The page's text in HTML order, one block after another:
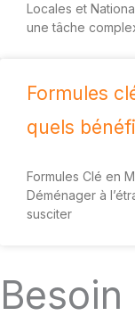
Locales et
une tâche
Formules
quels
Formules Clé en
Déménager à
susciter